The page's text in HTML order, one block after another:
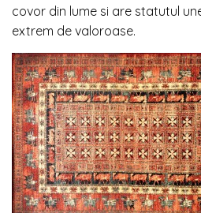
covor din lume si are statutul
extrem de valoroase.